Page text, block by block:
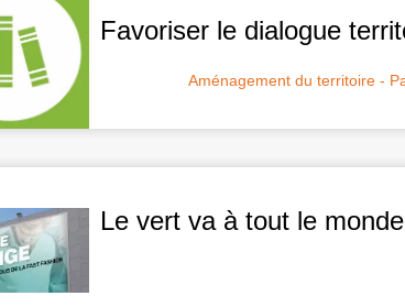
Favoriser le dialogue
Aménagement du territoire -
Le vert va à tout le